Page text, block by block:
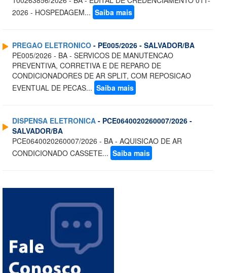
2026 - HOSPEDAGEM... Saiba mais
PREGAO ELETRONICO - PE005/2026 - SALVADOR/BA
PE005/2026 - BA - SERVICOS DE MANUTENCAO
PREVENTIVA, CORRETIVA E DE REPARO DE
CONDICIONADORES DE AR SPLIT, COM REPOSICAO
EVENTUAL DE PECAS... Saiba mais
DISPENSA ELETRONICA - PCE0640020260007/2026 -
SALVADOR/BA
PCE0640020260007/2026 - BA - AQUISICAO DE AR
CONDICIONADO CASSETE... Saiba mais